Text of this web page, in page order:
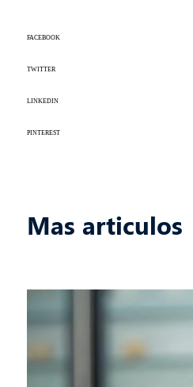
FACEBOOK
TWITTER
LINKEDIN
PINTEREST
Mas articulos